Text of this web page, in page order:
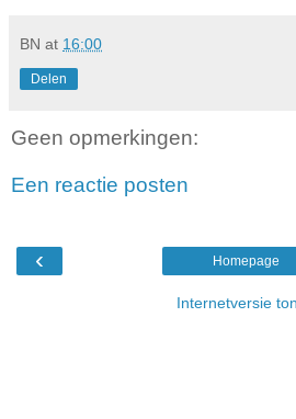
BN at 16:00
Delen
Geen opmerkingen:
Een reactie posten
‹ Homepage
Internetversie